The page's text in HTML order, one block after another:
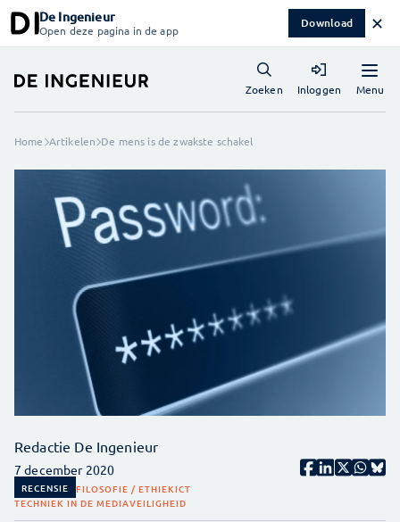
De Ingenieur
Open deze pagina in de app Download ✕
Menu
Zoeken Inloggen
Home Artikelen De mens is de zwakste schakel
Redactie De Ingenieur
7 december 2020
RECENSIE FILOSOFIE / ETHIEKICT
TECHNIEK IN DE MEDIAVEILIGHEID